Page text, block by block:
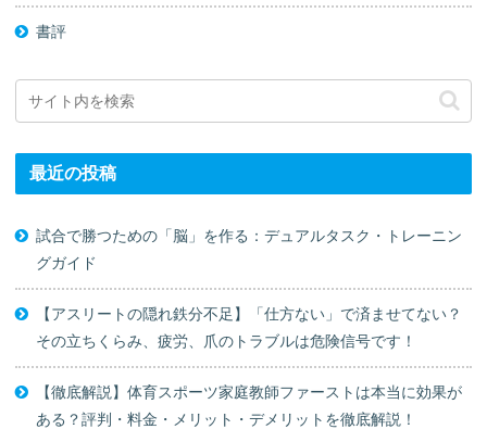
書評
最近の投稿
試合で勝つための「脳」を作る：デュアルタスク・トレーニン
グガイド
【アスリートの隠れ鉄分不足】「仕方ない」で済ませてない？
その立ちくらみ、疲労、爪のトラブルは危険信号です！
【徹底解説】体育スポーツ家庭教師ファーストは本当に効果が
ある？評判・料金・メリット・デメリットを徹底解説！